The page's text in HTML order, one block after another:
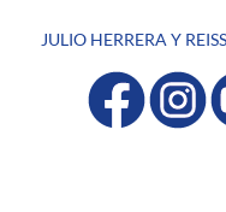
JULIO HERRERA Y